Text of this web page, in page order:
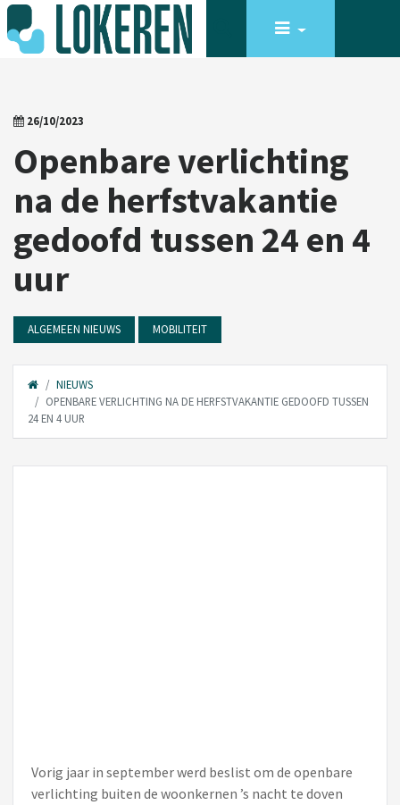
26/10/2023
Openbare verlichting
na de herfstvakantie
gedoofd tussen 24 en 4
uur
ALGEMEEN NIEUWS MOBILITEIT
NIEUWS
OPENBARE VERLICHTING NA DE HERFSTVAKANTIE GEDOOFD TUSSEN
24 EN 4 UUR
Vorig jaar in september werd beslist om de openbare
verlichting buiten de woonkernen ’s nacht te doven